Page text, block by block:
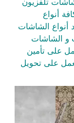
تلفزيون
أنواع
أنواع الشاشات
و الشاشات
على تأمين
على تحويل